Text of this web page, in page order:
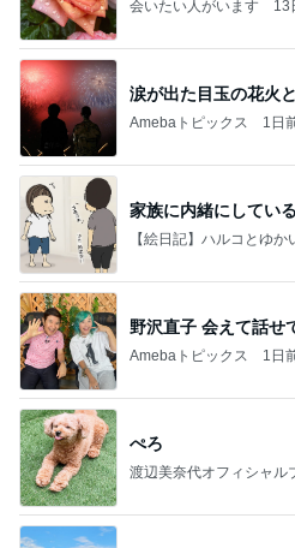
会いたい人がいます 13
涙が出た目玉の花火
Amebaトピックス 1日
家族に内緒にしてい
【絵日記】ハルコとゆか
野沢直子 会えて話せ
Amebaトピックス 1日
ぺろ
渡辺美奈代オフィシャル